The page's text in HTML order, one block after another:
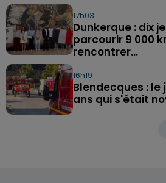
17h03
Dunkerque : dix
parcourir 9 000
rencontrer...
16h19
Blendecques : le
ans qui s'était